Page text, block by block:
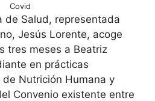
Covid
Salud, representada
Jesús Lorente, acoge
tres meses a Beatriz
en prácticas
Nutrición Humana y
Convenio existente entre